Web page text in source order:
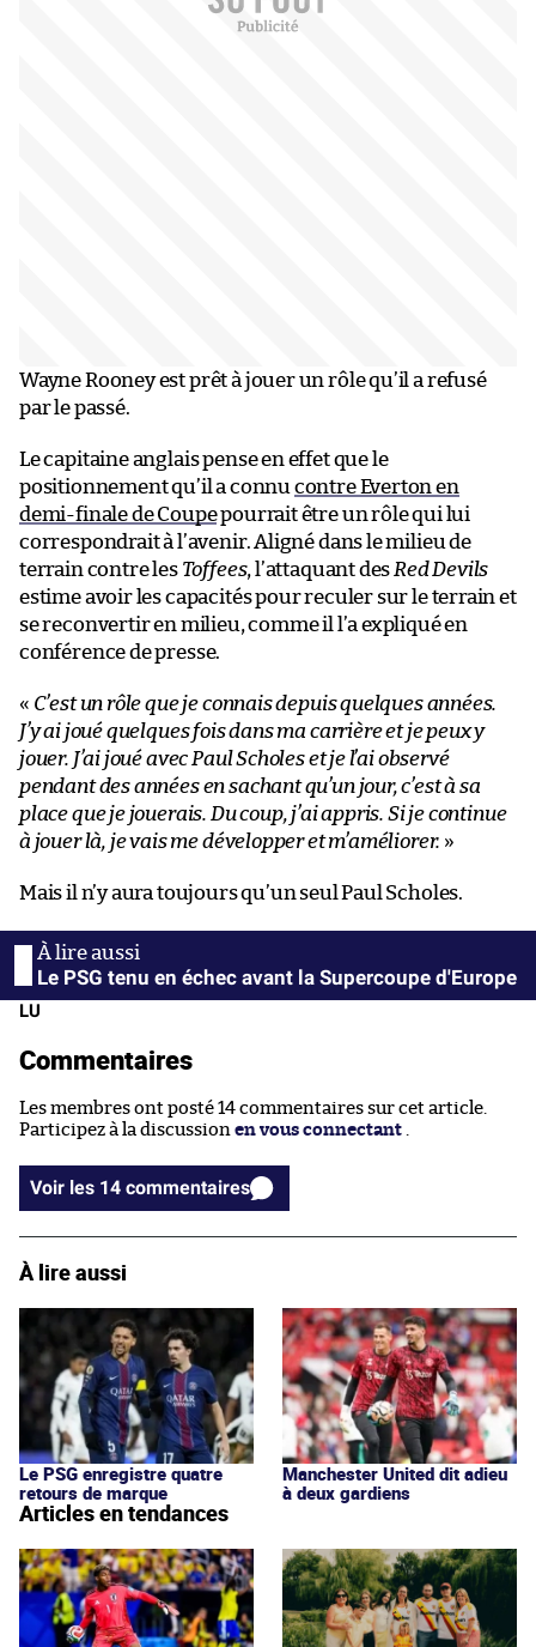
Wayne Rooney est prêt à jouer un rôle qu’il a refusé
par le passé.
Le capitaine anglais pense en effet que le
positionnement qu’il a connu contre Everton en
demi-finale de Coupepourrait être un rôle qui lui
correspondrait à l’avenir. Aligné dans le milieu de
terrain contre les Toffees, l’attaquant des Red Devils
estime avoir les capacités pour reculer sur le terrain et
se reconvertir en milieu, comme il l’a expliqué en
conférence de presse.
« C’est un rôle que je connais depuis quelques années.
J’y ai joué quelques fois dans ma carrière et je peux y
jouer. J’ai joué avec Paul Scholes et je l’ai observé
pendant des années en sachant qu’un jour, c’est à sa
place que je jouerais. Du coup, j’ai appris. Si je continue
à jouer là, je vais me développer et m’améliorer. »
Mais il n’y aura toujours qu’un seul Paul Scholes.
Le PSG tenu en échec avant la Supercoupe d'Europe
LU
Commentaires
Les membres ont posté 14 commentaires sur cet article.
Participez à la discussion en vous connectant .
Voir les 14 commentaires
À lire aussi
Le PSG enregistre quatre
retours de marque
Manchester United dit adieu
à deux gardiens
Articles en tendances